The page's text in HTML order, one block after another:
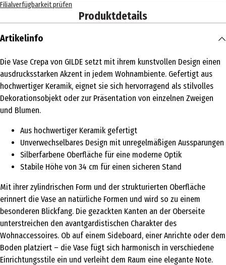
Filialverfügbarkeit prüfen
Produktdetails
Artikelinfo
Die Vase Crepa von GILDE setzt mit ihrem kunstvollen Design einen
ausdrucksstarken Akzent in jedem Wohnambiente. Gefertigt aus
hochwertiger Keramik, eignet sie sich hervorragend als stilvolles
Dekorationsobjekt oder zur Präsentation von einzelnen Zweigen
und Blumen.
Aus hochwertiger Keramik gefertigt
Unverwechselbares Design mit unregelmäßigen Aussparungen
Silberfarbene Oberfläche für eine moderne Optik
Stabile Höhe von 34 cm für einen sicheren Stand
Mit ihrer zylindrischen Form und der strukturierten Oberfläche
erinnert die Vase an natürliche Formen und wird so zu einem
besonderen Blickfang. Die gezackten Kanten an der Oberseite
unterstreichen den avantgardistischen Charakter des
Wohnaccessoires. Ob auf einem Sideboard, einer Anrichte oder dem
Boden platziert – die Vase fügt sich harmonisch in verschiedene
Einrichtungsstile ein und verleiht dem Raum eine elegante Note.